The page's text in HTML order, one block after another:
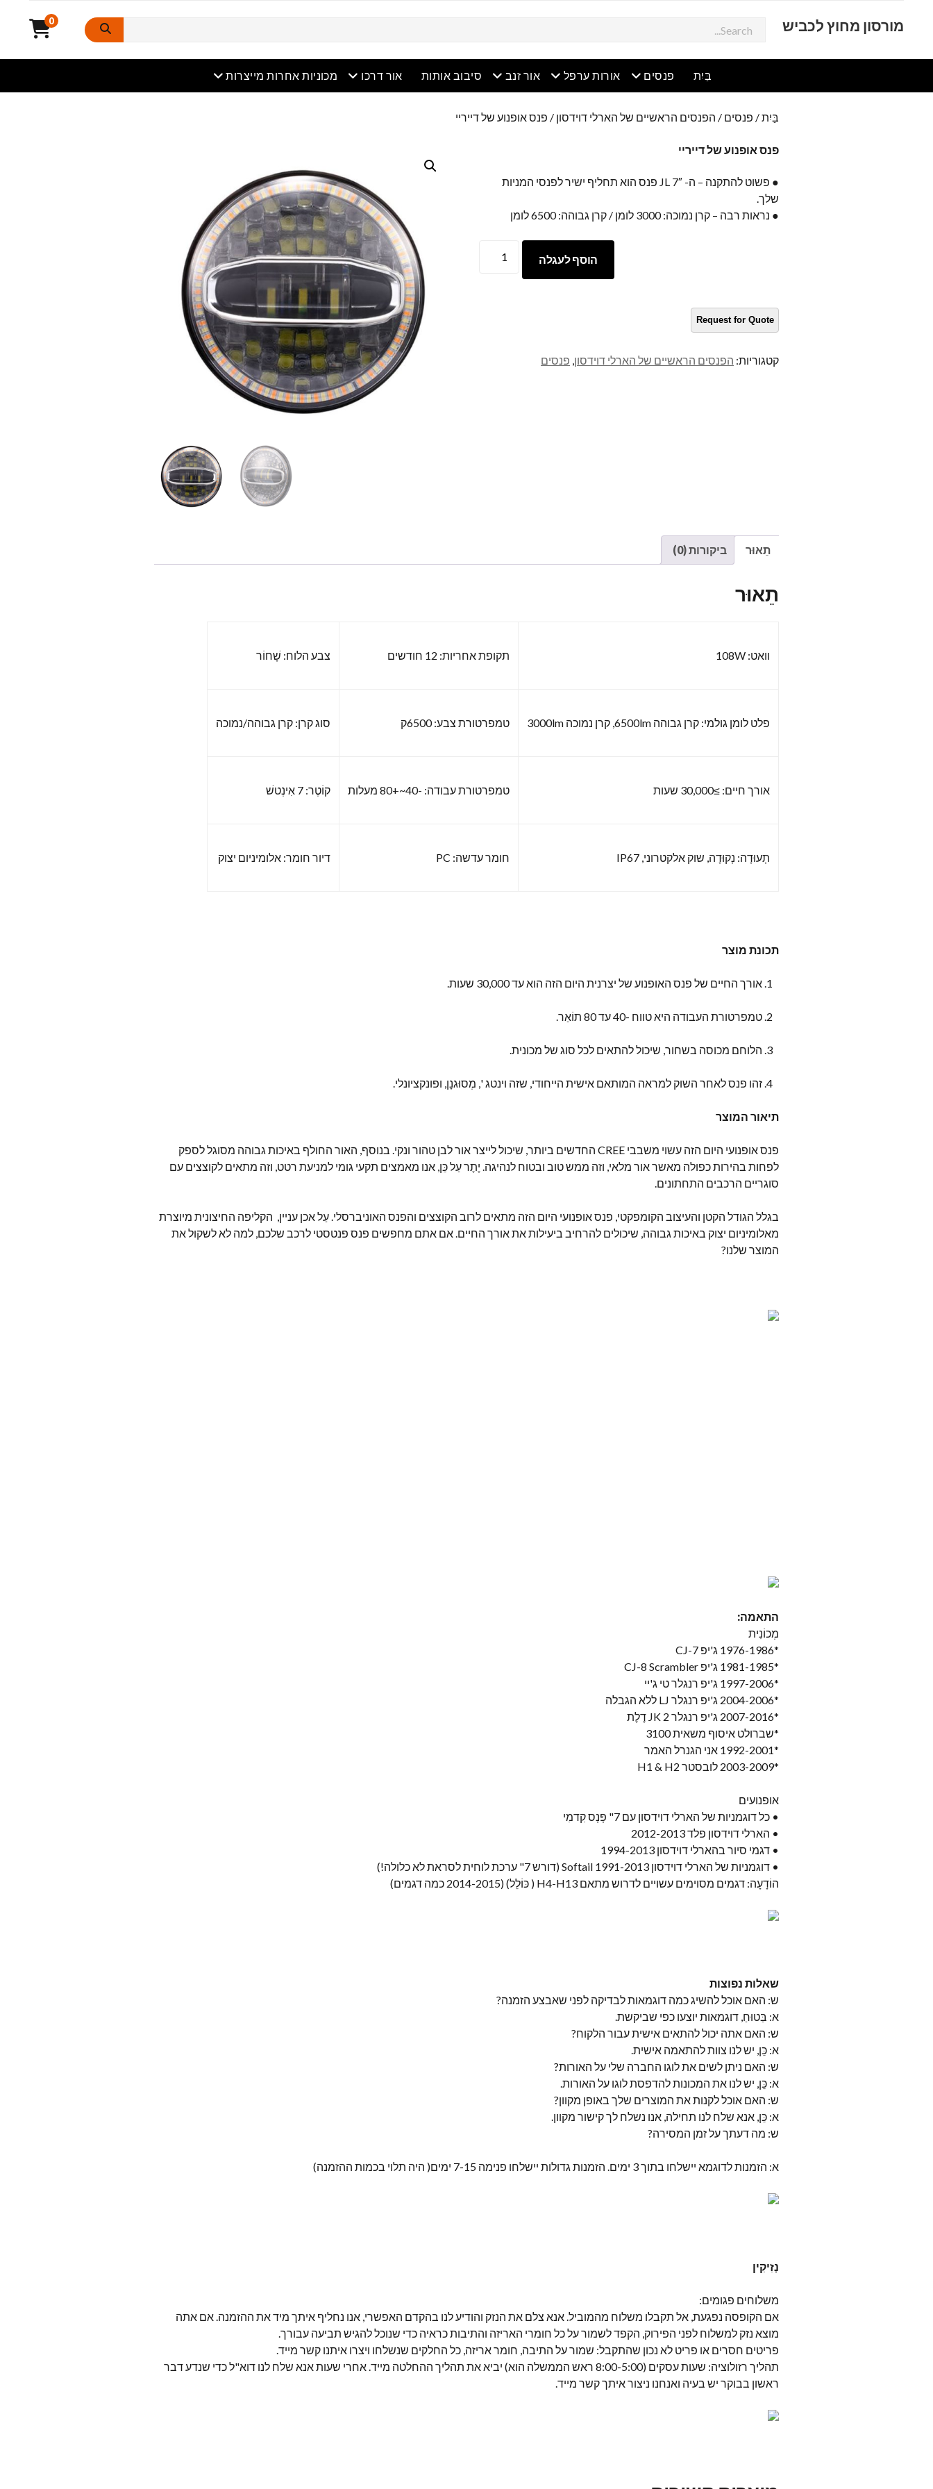
מורסון מחוץ לכביש לְחַפֵּשׂ 0
בַּיִת פנסים
תפריט פתוח אורות ערפל
תפריט פתוח אור זנב
תפריט פתוח סיבוב אותות אור דרכו
תפריט פתוח מכוניות אחרות מייצרות
תפריט פתוח
בַּיִת/ פנסים / הפנסים הראשיים של הארלי דוידסון / פנס אופנוע של דייריי
פנס אופנוע של דייריי
● פשוט להתקנה – ה- JL 7″ פנס הוא תחליף ישיר לפנסי המניות
שלך.
● נראות רבה – קרן נמוכה: 3000 לומן / קרן גבוהה: 6500 לומן
אופנוע
הוסף לעגלה
קטגוריות: הפנסים הראשיים של הארלי דוידסון, פנסים
תֵאוּר ביקורות (0)
תֵאוּר
וואט: 108W תקופת אחריות: 12 חודשים צבע הלוח: שָׁחוֹר
פלט לומן גולמי: קרן גבוהה 6500lm, קרן נמוכה 3000lm טמפרטורת צבע: 6500ק סוג קרן: קרן גבוהה/נמוכה
אורך חיים: ≥30,000 שעות טמפרטורת עבודה: -40~+80 מעלות קוֹטֶר: 7 אִינְטשׁ
תְעוּדָה: נְקוּדָה, שוק אלקטרוני, IP67 חומר עדשה: PC דיור חומר: אלומיניום יצוק
תכונת מוצר
אורך החיים של פנס האופנוע של יצרנית היום הזה הוא עד 30,000 שעות.
טמפרטורת העבודה היא טווח -40 עד 80 תוֹאַר.
הלוחם מכוסה בשחור, שיכול להתאים לכל סוג של מכונית.
זהו פנס לאחר השוק למראה המותאם אישית הייחודי, שזה וינטג ', מְסוּגנָן, ופונקציונלי.
תיאור המוצר
פנס אופנועי היום הזה עשוי משבבי CREE החדשים ביותר, שיכול לייצר אור לבן טהור ונקי. בנוסף, האור החולף באיכות גבוהה מסוגל לספק
לפחות בהירות כפולה מאשר אור מלאי, וזה ממש טוב ובטוח לנהיגה. יֶתֶר עַל כֵּן, אנו מאמצים תקעי גומי למניעת רטט, וזה מתאים לקוצצים עם
סוגריים הרכבים התחתונים.
בגלל הגודל הקטן והעיצוב הקומפקטי, פנס אופנועי היום הזה מתאים לרוב הקוצצים והפנס האוניברסלי. עַל אכן עניין, הקליפה החיצונית מיוצרת
מאלומיניום יצוק באיכות גבוהה, שיכולים להרחיב ביעילות את אורך החיים. אם אתם מחפשים פנס פנטסטי לרכב שלכם, למה לא לשקול את
המוצר שלנו?
התאמה:
מְכוֹנִית
*1976-1986 ג'יפ CJ-7
*1981-1985 ג'יפ CJ-8 Scrambler
*1997-2006 ג'יפ רנגלר טי ג'יי
*2004-2006 ג'יפ רנגלר LJ ללא הגבלה
*2007-2016 ג'יפ רנגלר JK 2 דֶלֶת
*שברולט איסוף משאית 3100
*1992-2001 אני הגנרל האמר
*2003-2009 לובסטר H1 & H2
אופנועים
• כל דוגמניות של הארלי דוידסון עם 7" פָּנָס קִדמִי
• הארלי דוידסון פלד 2012-2013
• דגמי סיור בהארלי דוידסון 1994-2013
• דוגמניות של הארלי דוידסון Softail 1991-2013 (דורש 7" ערכת לוחית לסראת לא כלולה!)
הוֹדָעָה: דגמים מסוימים עשויים לדרוש מתאם H4-H13 ( כּוֹלֵל) (2014-2015 כמה דגמים)
שאלות נפוצות
ש: האם אוכל להשיג כמה דוגמאות לבדיקה לפני שאבצע הזמנה?
א: בַּטוּחַ, דוגמאות יוצעו כפי שביקשת.
ש: האם אתה יכול להתאים אישית עבור הלקוח?
א: כֵּן, יש לנו צוות להתאמה אישית.
ש: האם ניתן לשים את לוגו החברה שלי על האורות?
א: כֵּן, יש לנו את המכונות להדפסת לוגו על האורות.
ש: האם אוכל לקנות את המוצרים שלך באופן מקוון?
א: כֵּן, אנא שלח לנו תחילה, אנו נשלח לך קישור מקוון.
ש: מה דעתך על זמן המסירה?
א: הזמנות לדוגמא יישלחו בתוך 3 ימים. הזמנות גדולות יישלחו פנימה 7-15 ימים( היה תלוי בכמות ההזמנה)
נְזִיקִין
משלוחים פגומים:
אם הקופסה נפגעת, אל תקבלו משלוח מהמוביל. אנא צלם את הנזק והודיע ​​לנו בהקדם האפשרי, אנו נחליף איתך מיד את ההזמנה. אם אתה
מוצא נזק למשלוח לפני הפירוק, הקפד לשמור על כל חומרי האריזה והתיבות כראיה כדי שנוכל להגיש תביעה עבורך.
פריטים חסרים או פריט לא נכון שהתקבל: שמור על התיבה, חומר אריזה, כל החלקים שנשלחו ויצרו איתנו קשר מייד.
תהליך רזולוציה: שעות עסקים (8:00-5:00 ראש הממשלה הוא) יביא את תהליך ההחלטה מייד. אחרי שעות אנא שלח לנו דוא"ל כדי שנדע דבר
ראשון בבוקר יש בעיה ואנחנו ניצור איתך קשר מייד.